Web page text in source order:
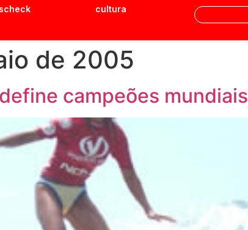
cultura
de 2005
campeões mundiais